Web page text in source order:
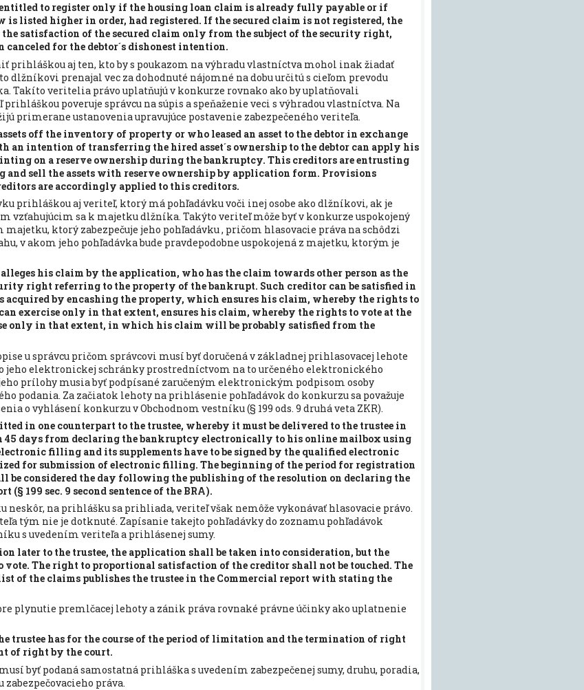
to register only if the housing loan claim is already fully payable or if
is listed higher in order, had registered. If the secured claim is not registered, the
satisfaction of the secured claim only from the subject of the security right,
for the debtor´s dishonest intention.
prihláškou aj ten, kto by s poukazom na výhradu vlastníctva mohol inak žiadať
dlžníkovi prenajal vec za dohodnuté nájomné na dobu určitú s cieľom prevodu
Takíto veritelia právo uplatňujú v konkurze rovnako ako by uplatňovali
poveruje správcu na súpis a speňaženie veci s výhradou vlastníctva. Na
primerane ustanovenia upravujúce postavenie zabezpečeného veriteľa.
off the inventory of property or who leased an asset to the debtor in exchange
an intention of transferring the hired asset´s ownership to the debtor can apply his
on a reserve ownership during the bankruptcy. This creditors are entrusting
sell the assets with reserve ownership by application form. Provisions
are accordingly applied to this creditors.
prihláškou aj veriteľ, ktorý má pohľadávku voči inej osobe ako dlžníkovi, ak je
vzťahujúcim sa k majetku dlžníka. Takýto veriteľ môže byť v konkurze uspokojený
ktorý zabezpečuje jeho pohľadávku , pričom hlasovacie práva na schôdzi
v akom jeho pohľadávka bude pravdepodobne uspokojená z majetku, ktorým je
his claim by the application, who has the claim towards other person as the
right referring to the property of the bankrupt. Such creditor can be satisfied in
by encashing the property, which ensures his claim, whereby the rights to
exercise only in that extent, ensures his claim, whereby the rights to vote at the
only in that extent, in which his claim will be probably satisfied from the
u správcu pričom správcovi musí byť doručená v základnej prihlasovacej lehote
jeho elektronickej schránky prostredníctvom na to určeného elektronického
prílohy musia byť podpísané zaručeným elektronickým podpisom osoby
podania. Za začiatok lehoty na prihlásenie pohľadávok do konkurzu sa považuje
o vyhlásení konkurzu v Obchodnom vestníku (§ 199 ods. 9 druhá veta ZKR).
in one counterpart to the trustee, whereby it must be delivered to the trustee in
days from declaring the bankruptcy electronically to his online mailbox using
filling and its supplements have to be signed by the qualified electronic
for submission of electronic filling. The beginning of the period for registration
be considered the day following the publishing of the resolution on declaring the
199 sec. 9 second sentence of the BRA).
na prihlášku sa prihliada, veriteľ však nemôže vykonávať hlasovacie právo.
tým nie je dotknuté. Zapísanie takejto pohľadávky do zoznamu pohľadávok
s uvedením veriteľa a prihlásenej sumy.
later to the trustee, the application shall be taken into consideration, but the
The right to proportional satisfaction of the creditor shall not be touched. The
of the claims publishes the trustee in the Commercial report with stating the
plynutie premlčacej lehoty a zánik práva rovnaké právne účinky ako uplatnenie
trustee has for the course of the period of limitation and the termination of right
of right by the court.
byť podaná samostatná prihláška s uvedením zabezpečenej sumy, druhu, poradia,
práva.